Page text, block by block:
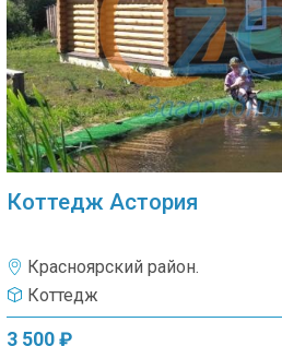
Коттедж Астория
Красноярский район.
Коттедж
3 500 ₽